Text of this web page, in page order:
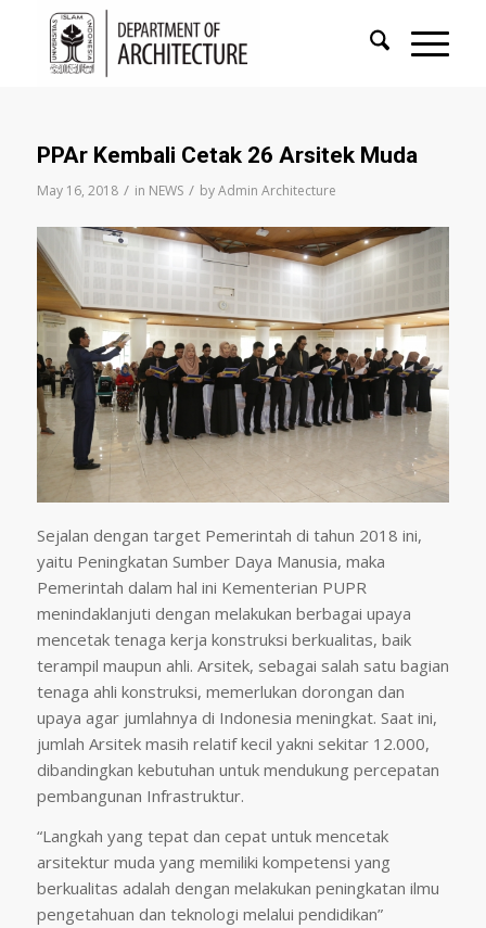
PPAr Kembali Cetak 26 Arsitek Muda
May 16, 2018 / in NEWS / byAdmin Architecture
Sejalan dengan target Pemerintah di tahun 2018 ini,
yaitu Peningkatan Sumber Daya Manusia, maka
Pemerintah dalam hal ini Kementerian PUPR
menindaklanjuti dengan melakukan berbagai upaya
mencetak tenaga kerja konstruksi berkualitas, baik
terampil maupun ahli. Arsitek, sebagai salah satu bagian
tenaga ahli konstruksi, memerlukan dorongan dan
upaya agar jumlahnya di Indonesia meningkat. Saat ini,
jumlah Arsitek masih relatif kecil yakni sekitar 12.000,
dibandingkan kebutuhan untuk mendukung percepatan
pembangunan Infrastruktur.
“Langkah yang tepat dan cepat untuk mencetak
arsitektur muda yang memiliki kompetensi yang
berkualitas adalah dengan melakukan peningkatan ilmu
pengetahuan dan teknologi melalui pendidikan”